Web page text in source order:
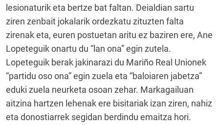
lesionaturik eta bertze bat faltan. Deialdian sartu
ziren zenbait jokalarik ordezkatu zituzten falta
zirenak eta, euren postuetan aritu ez baziren ere, Ane
Lopeteguik onartu du “lan ona” egin zutela.
Lopeteguik berak jakinarazi du Mariño Real Unionek
“partidu oso ona” egin zuela eta “baloiaren jabetza”
eduki zuela neurketa osoan zehar. Markagailuan
aitzina hartzen lehenak ere bisitariak izan ziren, nahiz
eta donostiarrek segidan berdindu emaitza hori.